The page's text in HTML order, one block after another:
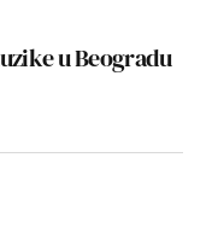
u Beogradu